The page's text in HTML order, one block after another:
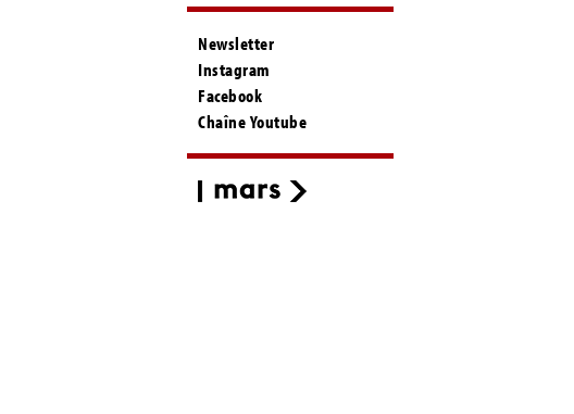
Newsletter
Instagram
Facebook
Chaîne Youtube